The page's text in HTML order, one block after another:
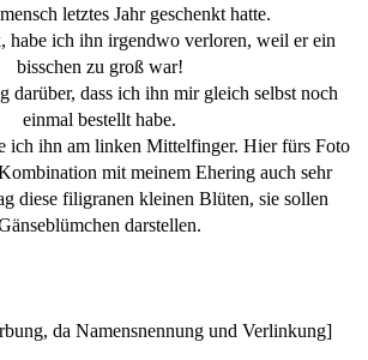
letztes Jahr geschenkt hatte.
habe ich ihn irgendwo verloren, weil er ein
bisschen zu groß war!
darüber, dass ich ihn mir gleich selbst noch
einmal bestellt habe.
ich ihn am linken Mittelfinger. Hier fürs Foto
mit meinem Ehering auch sehr
diese filigranen kleinen Blüten, sie sollen
darstellen.
da Namensnennung und Verlinkung]